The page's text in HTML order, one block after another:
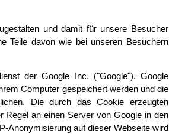
und damit für unsere Besucher
Teile davon wie bei unseren Besuchern
der Google Inc. ("Google"). Google
Computer gespeichert werden und die
Die durch das Cookie erzeugten
Regel an einen Server von Google in den
Anonymisierung auf dieser Webseite wird